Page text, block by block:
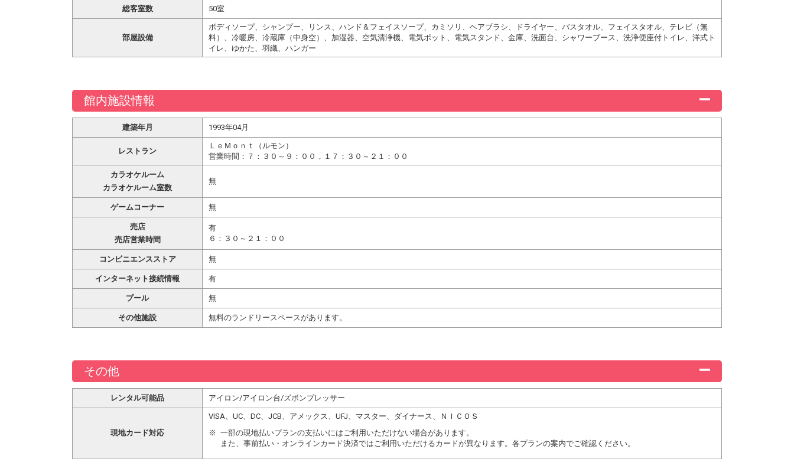
総客室数 50室
部屋設備
ボディソープ、シャンプー、リンス、ハンド＆フェイスソープ、カミソリ、ヘアブラシ、ドライヤー、バスタオル、フェイスタオル、テレビ（無
料）、冷暖房、冷蔵庫（中身空）、加湿器、空気清浄機、電気ポット、電気スタンド、金庫、洗面台、シャワーブース、洗浄便座付トイレ、洋式ト
イレ、ゆかた、羽織、ハンガー
館内施設情報
建築年月 1993年04月
レストラン
ＬｅＭｏｎｔ（ルモン）
営業時間：７：３０～９：００，１７：３０～２１：００
カラオケルーム
カラオケルーム室数
無
ゲームコーナー 無
売店
売店営業時間
有
６：３０～２１：００
コンビニエンスストア 無
インターネット接続情報 有
プール 無
その他施設 無料のランドリースペースがあります。
その他
レンタル可能品 アイロン/アイロン台/ズボンプレッサー
現地カード対応
VISA、UC、DC、JCB、アメックス、UFJ、マスター、ダイナース、ＮＩＣＯＳ
一部の現地払いプランの支払いにはご利用いただけない場合があります。
また、事前払い・オンラインカード決済ではご利用いただけるカードが異なります。各プランの案内でご確認ください。